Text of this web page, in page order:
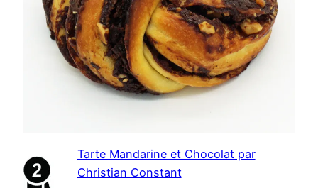
Tarte Mandarine et Chocolat par
Christian Constant